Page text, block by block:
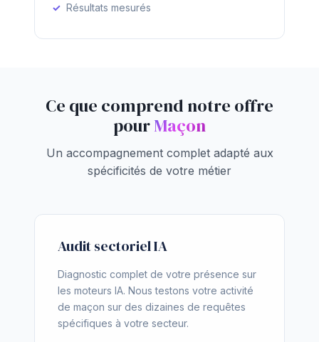
Résultats mesurés
Ce que comprend notre offre
pourMaçon
Un accompagnement complet adapté aux
spécificités de votre métier
Audit sectoriel IA
Diagnostic complet de votre présence sur
les moteurs IA. Nous testons votre activité
de maçon sur des dizaines de requêtes
spécifiques à votre secteur.